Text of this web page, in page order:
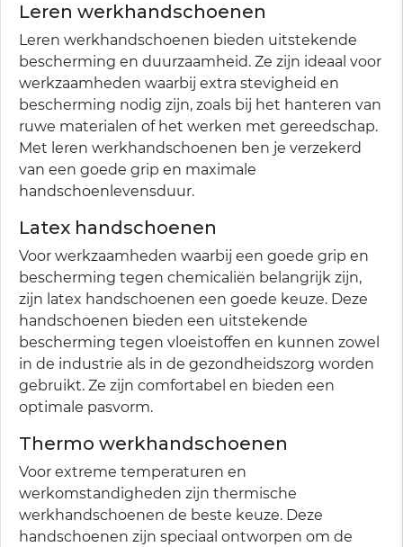
Leren werkhandschoenen
Leren werkhandschoenen bieden uitstekende
bescherming en duurzaamheid. Ze zijn ideaal voor
werkzaamheden waarbij extra stevigheid en
bescherming nodig zijn, zoals bij het hanteren van
ruwe materialen of het werken met gereedschap.
Met leren werkhandschoenen ben je verzekerd
van een goede grip en maximale
handschoenlevensduur.
Latex handschoenen
Voor werkzaamheden waarbij een goede grip en
bescherming tegen chemicaliën belangrijk zijn,
zijn latex handschoenen een goede keuze. Deze
handschoenen bieden een uitstekende
bescherming tegen vloeistoffen en kunnen zowel
in de industrie als in de gezondheidszorg worden
gebruikt. Ze zijn comfortabel en bieden een
optimale pasvorm.
Thermo werkhandschoenen
Voor extreme temperaturen en
werkomstandigheden zijn thermische
werkhandschoenen de beste keuze. Deze
handschoenen zijn speciaal ontworpen om de